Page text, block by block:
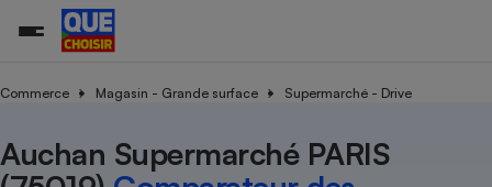
Commerce Magasin - Grande surface Supermarché - Drive
Auchan Supermarché PARIS
Organismes de défense
Train
Toutes les actualités
Tous les services
Tous nos combats
L’association